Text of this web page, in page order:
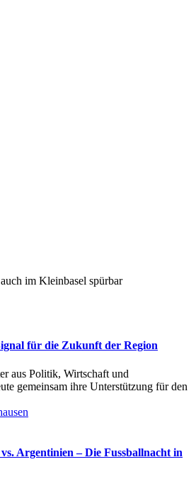
im Kleinbasel spürbar
für die Zukunft der Region
aus Politik, Wirtschaft und
gemeinsam ihre Unterstützung für den
Argentinien – Die Fussballnacht in